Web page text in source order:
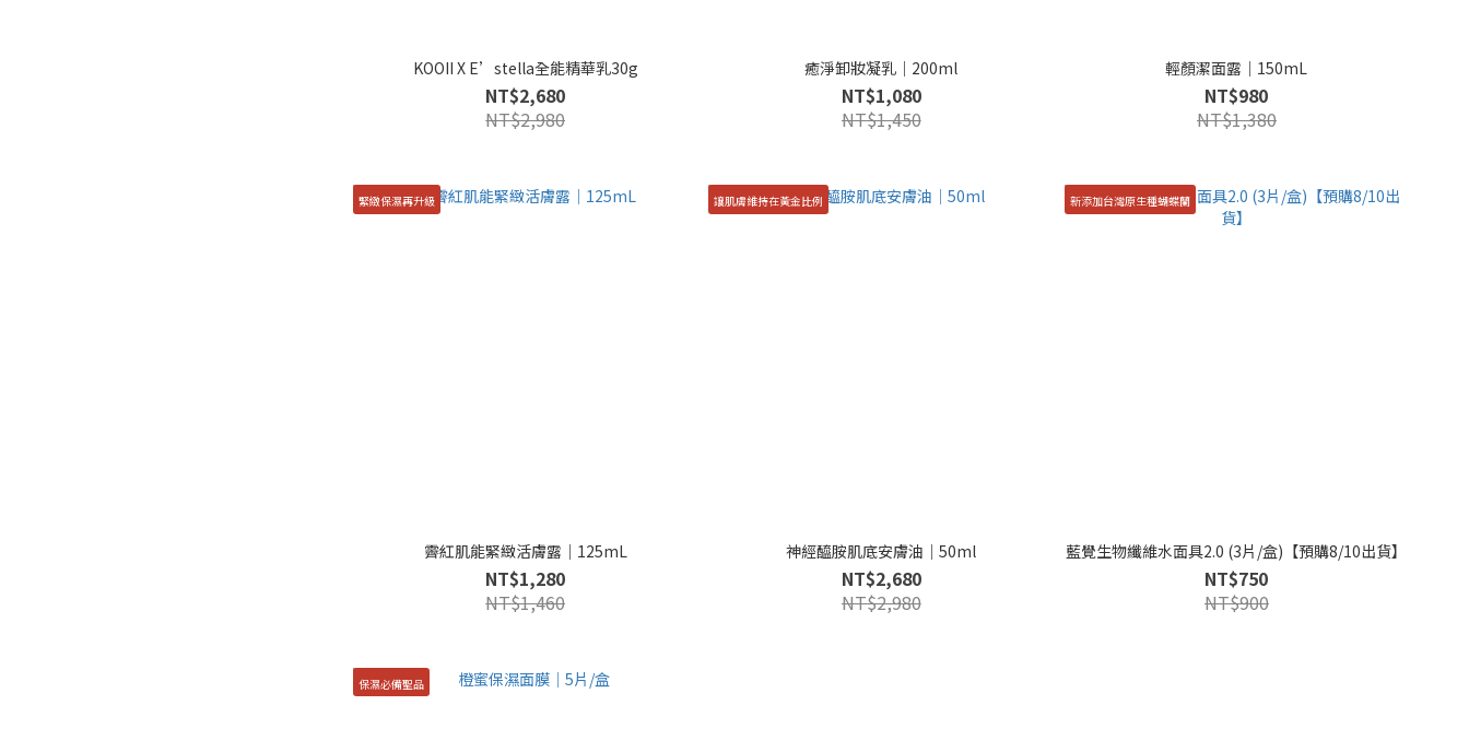
KOOII X E’stella全能精華乳30g
NT$2,680
NT$2,980
癒淨卸妝凝乳｜200ml
NT$1,080
NT$1,450
輕顏潔面露｜150mL
NT$980
NT$1,380
緊緻保濕再升級
霽紅肌能緊緻活膚露｜125mL
NT$1,280
NT$1,460
讓肌膚維持在黃金比例
神經醯胺肌底安膚油｜50ml
NT$2,680
NT$2,980
新添加台灣原生種蝴蝶蘭
藍覺生物纖維水面具2.0 (3片/盒)【預購8/10出貨】
NT$750
NT$900
保濕必備聖品